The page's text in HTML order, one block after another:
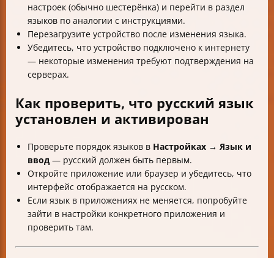
настроек (обычно шестерёнка) и перейти в раздел
языков по аналогии с инструкциями.
Перезагрузите устройство после изменения языка.
Убедитесь, что устройство подключено к интернету
— некоторые изменения требуют подтверждения на
серверах.
Как проверить, что русский язык
установлен и активирован
Проверьте порядок языков в Настройках → Язык и
ввод — русский должен быть первым.
Откройте приложение или браузер и убедитесь, что
интерфейс отображается на русском.
Если язык в приложениях не меняется, попробуйте
зайти в настройки конкретного приложения и
проверить там.